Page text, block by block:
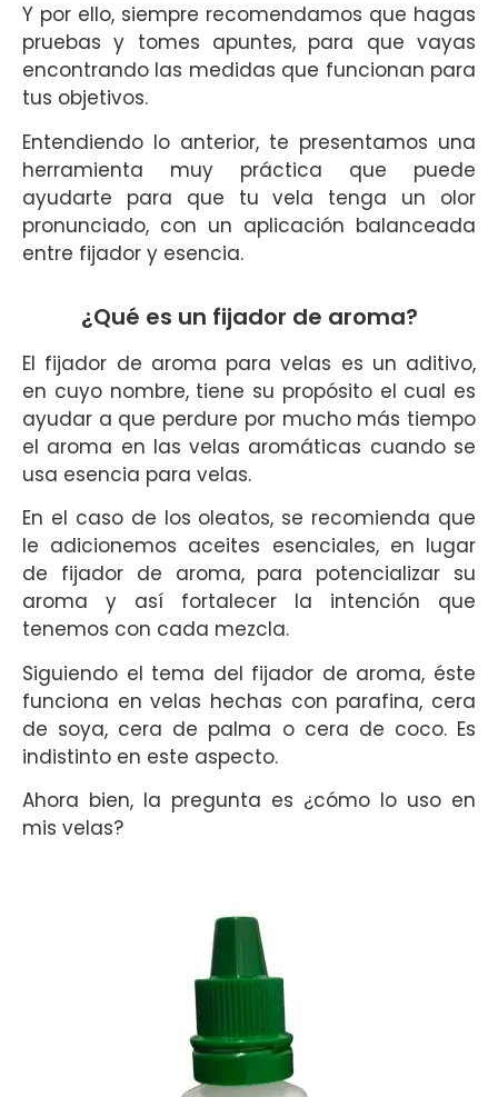
Y por ello, siempre recomendamos que hagas
pruebas y tomes apuntes, para que vayas
encontrando las medidas que funcionan para
tus objetivos.
Entendiendo lo anterior, te presentamos una
herramienta muy práctica que puede
ayudarte para que tu vela tenga un olor
pronunciado, con un aplicación balanceada
entre fijador y esencia.
¿Qué es un fijador de aroma?
El fijador de aroma para velas es un aditivo,
en cuyo nombre, tiene su propósito el cual es
ayudar a que perdure por mucho más tiempo
el aroma en las velas aromáticas cuando se
usa esencia para velas.
En el caso de los oleatos, se recomienda que
le adicionemos aceites esenciales, en lugar
de fijador de aroma, para potencializar su
aroma y así fortalecer la intención que
tenemos con cada mezcla.
Siguiendo el tema del fijador de aroma, éste
funciona en velas hechas con parafina, cera
de soya, cera de palma o cera de coco. Es
indistinto en este aspecto.
Ahora bien, la pregunta es ¿cómo lo uso en
mis velas?